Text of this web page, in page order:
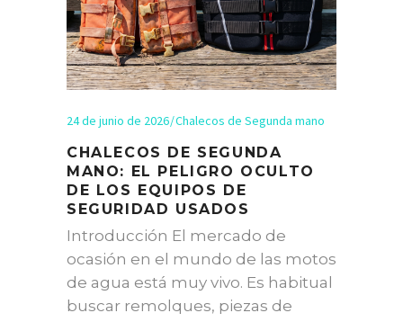
24 de junio de 2026 Chalecos de Segunda mano
CHALECOS DE SEGUNDA
MANO: EL PELIGRO OCULTO
DE LOS EQUIPOS DE
SEGURIDAD USADOS
Introducción El mercado de
ocasión en el mundo de las motos
de agua está muy vivo. Es habitual
buscar remolques, piezas de